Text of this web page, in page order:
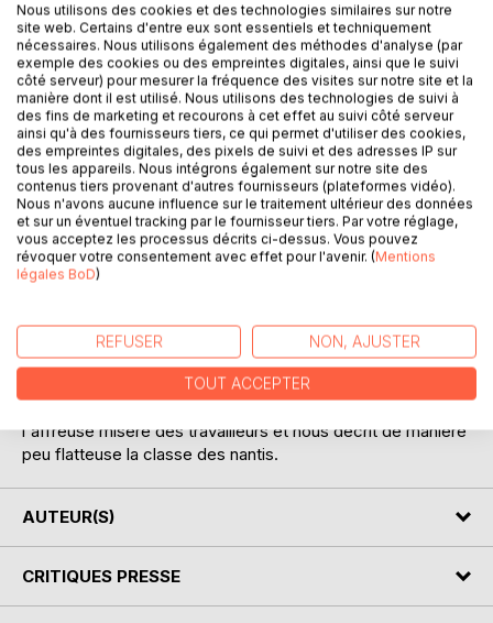
Ajouter à ma liste d'envies
Laisser un avis
DESCRIPTION
enfants trouvés de cette époque. Mais grâce à son bon
fond, il surmontera sa vie cauchemardesque, et retrouvera
son père. Épilogue très moral... Eugène Sue nous expose
dans ces quatre volumes sa thèse socialiste, dénonce
l'affreuse misère des travailleurs et nous décrit de manière
peu flatteuse la classe des nantis.
AUTEUR(S)
CRITIQUES PRESSE
Nous utilisons des cookies et des technologies similaires sur notre
site web. Certains d'entre eux sont essentiels et techniquement
nécessaires. Nous utilisons également des méthodes d'analyse (par
exemple des cookies ou des empreintes digitales, ainsi que le suivi
côté serveur) pour mesurer la fréquence des visites sur notre site et la
manière dont il est utilisé. Nous utilisons des technologies de suivi à
des fins de marketing et recourons à cet effet au suivi côté serveur
ainsi qu'à des fournisseurs tiers, ce qui permet d'utiliser des cookies,
des empreintes digitales, des pixels de suivi et des adresses IP sur
tous les appareils. Nous intégrons également sur notre site des
contenus tiers provenant d'autres fournisseurs (plateformes vidéo).
Nous n'avons aucune influence sur le traitement ultérieur des données
et sur un éventuel tracking par le fournisseur tiers. Par votre réglage,
vous acceptez les processus décrits ci-dessus. Vous pouvez
révoquer votre consentement avec effet pour l'avenir. (Mentions
légales BoD)
REFUSER NON, AJUSTER
TOUT ACCEPTER